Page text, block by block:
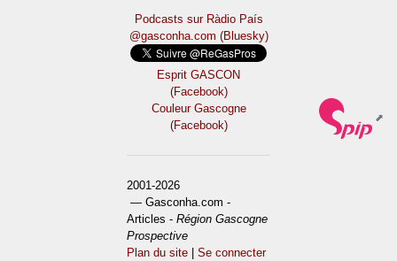
Podcasts sur Ràdio País
@gasconha.com (Bluesky)
Esprit GASCON
(Facebook)
Couleur Gascogne
(Facebook)
2001-2026
— Gasconha.com -
Articles -Région Gascogne
Prospective
Plan du site |Se connecter